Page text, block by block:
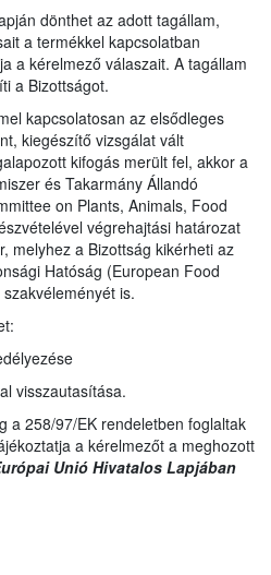
dönthet az adott tagállam,
a termékkel kapcsolatban
a kérelmező válaszait. A tagállam
a Bizottságot.
kapcsolatosan az elsődleges
kiegészítő vizsgálat vált
kifogás merült fel, akkor a
és Takarmány Állandó
on Plants, Animals, Food
végrehajtási határozat
melyhez a Bizottság kikérheti az
Hatóság (European Food
szakvéleményét is.
visszautasítása.
a 258/97/EK rendeletben foglaltak
a kérelmezőt a meghozott
Unió Hivatalos Lapjában